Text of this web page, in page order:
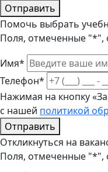
Отправить
Помочь выбрать
Поля, отмеченные "*",
Имя*
Телефон*
Нажимая на кнопку
с нашей политикой
Отправить
Откликнуться на
Поля, отмеченные "*",